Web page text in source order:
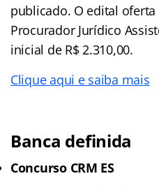
publicado. O edital oferta
Procurador Jurídico
inicial de R$ 2.310,00.
Clique aqui e saiba mais
Banca definida
Concurso CRM ES